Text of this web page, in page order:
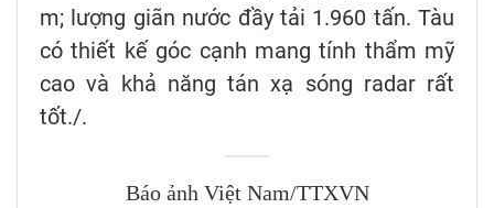
m; lượng giãn nước đầy tải 1.960 tấn. Tàu
có thiết kế góc cạnh mang tính thẩm mỹ
cao và khả năng tán xạ sóng radar rất
tốt./.
Báo ảnh Việt Nam/TTXVN